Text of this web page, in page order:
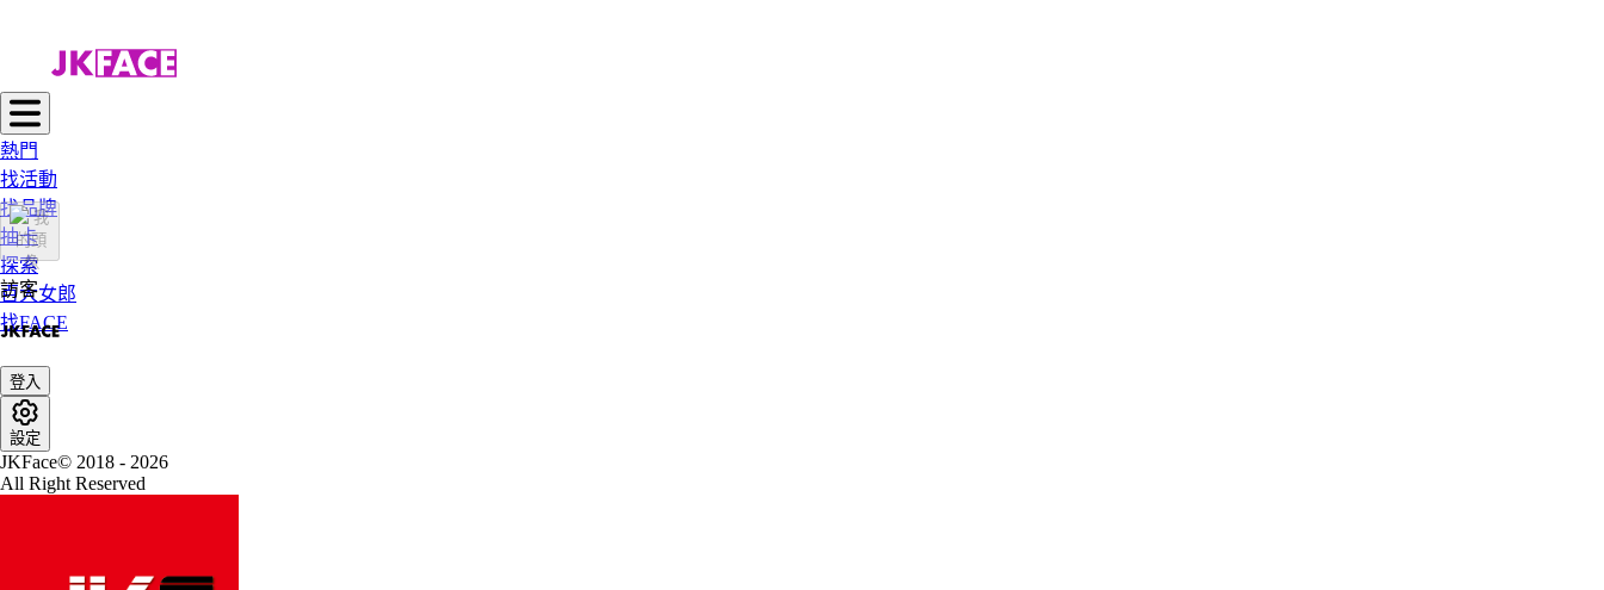
熱門
找活動
找品牌
抽卡
探索
百大女郎
找FACE
訪客
登入
設定
JKFace© 2018 - 2026
All Right Reserved